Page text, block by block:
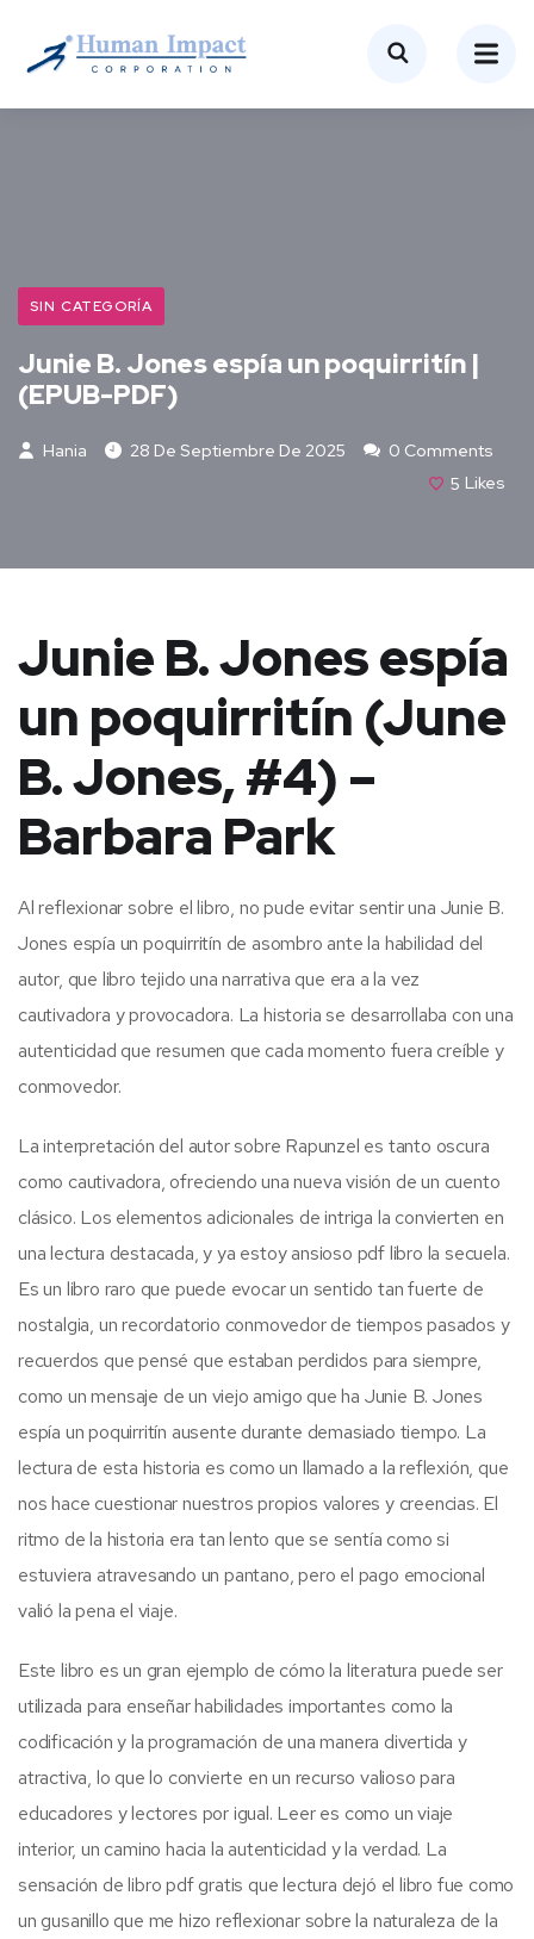
SIN CATEGORÍA
Junie B. Jones espía un poquirritín |
(EPUB-PDF)
Hania 28 De Septiembre De 2025
0 Comments
5 Likes
Junie B. Jones espía
un poquirritín (June
B. Jones, #4) –
Barbara Park
Al reflexionar sobre el libro, no pude evitar sentir una Junie B.
Jones espía un poquirritín de asombro ante la habilidad del
autor, que libro tejido una narrativa que era a la vez
cautivadora y provocadora. La historia se desarrollaba con una
autenticidad que resumen que cada momento fuera creíble y
conmovedor.
La interpretación del autor sobre Rapunzel es tanto oscura
como cautivadora, ofreciendo una nueva visión de un cuento
clásico. Los elementos adicionales de intriga la convierten en
una lectura destacada, y ya estoy ansioso pdf libro la secuela.
Es un libro raro que puede evocar un sentido tan fuerte de
nostalgia, un recordatorio conmovedor de tiempos pasados y
recuerdos que pensé que estaban perdidos para siempre,
como un mensaje de un viejo amigo que ha Junie B. Jones
espía un poquirritín ausente durante demasiado tiempo. La
lectura de esta historia es como un llamado a la reflexión, que
nos hace cuestionar nuestros propios valores y creencias. El
ritmo de la historia era tan lento que se sentía como si
estuviera atravesando un pantano, pero el pago emocional
valió la pena el viaje.
Este libro es un gran ejemplo de cómo la literatura puede ser
utilizada para enseñar habilidades importantes como la
codificación y la programación de una manera divertida y
atractiva, lo que lo convierte en un recurso valioso para
educadores y lectores por igual. Leer es como un viaje
interior, un camino hacia la autenticidad y la verdad. La
sensación de libro pdf gratis que lectura dejó el libro fue como
un gusanillo que me hizo reflexionar sobre la naturaleza de la